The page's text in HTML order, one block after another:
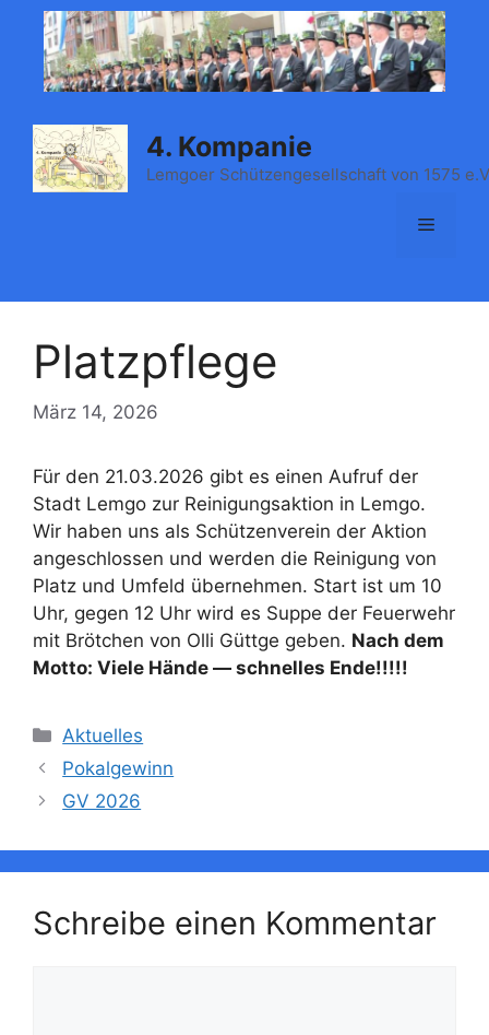
Inhalt
springen
4. Kompanie
Lemgoer Schützengesellschaft von 1575
Menü
Platzpflege
März 14, 2026
Für den 21.03.2026 gibt es einen Aufruf der
Stadt Lemgo zur Reinigungsaktion in Lemgo.
Wir haben uns als Schützenverein der Aktion
angeschlossen und werden die Reinigung von
Platz und Umfeld übernehmen. Start ist um 10
Uhr, gegen 12 Uhr wird es Suppe der Feuerwehr
mit Brötchen von Olli Güttge geben. Nach dem
Motto: Viele Hände — schnelles Ende!!!!!
Kategorien
Aktuelles
Pokalgewinn
GV 2026
Schreibe einen Kommentar